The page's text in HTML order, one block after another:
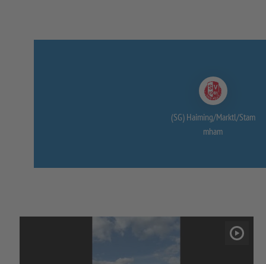
(SG) Haiming/Marktl/Stam
mham